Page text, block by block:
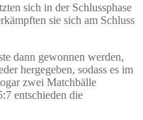
sich in der Schlussphase
sie sich am Schluss
dann gewonnen werden,
hergegeben, sodass es im
zwei Matchbälle
entschieden die